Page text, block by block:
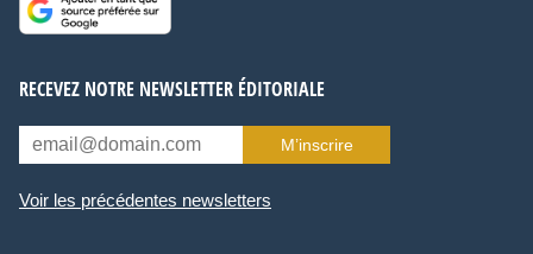
RECEVEZ NOTRE NEWSLETTER ÉDITORIALE
M’inscrire
Voir les précédentes newsletters